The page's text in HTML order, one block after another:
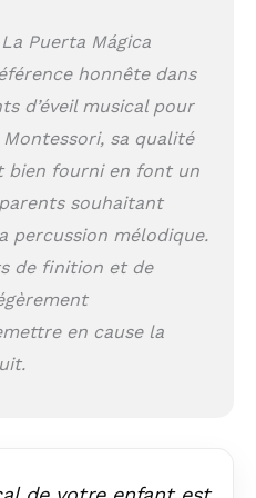
monde de la
FACILE
POUR APPRENDRE À
pour les
chaque
indiquée par une
géométrique
et un
apprennent
jouer des
tout en
Puerta Mágica
honnête dans
d’éveil musical pour
sa qualité
bien fourni en font un
souhaitant
percussion mélodique.
de finition et de
en cause la